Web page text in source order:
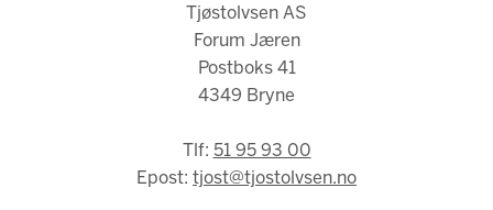
Tjøstolvsen AS
Forum Jæren
Postboks 41
4349 Bryne
Tlf: 51 95 93 00
Epost: tjost@tjostolvsen.no